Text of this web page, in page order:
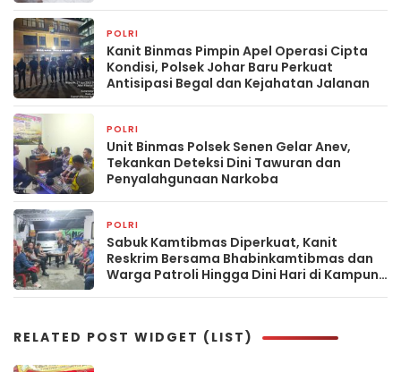
POLRI
Kanit Binmas Pimpin Apel Operasi Cipta
Kondisi, Polsek Johar Baru Perkuat
Antisipasi Begal dan Kejahatan Jalanan
POLRI
Unit Binmas Polsek Senen Gelar Anev,
Tekankan Deteksi Dini Tawuran dan
Penyalahgunaan Narkoba
POLRI
Sabuk Kamtibmas Diperkuat, Kanit
Reskrim Bersama Bhabinkamtibmas dan
Warga Patroli Hingga Dini Hari di Kampung
RELATED POST WIDGET (LIST)